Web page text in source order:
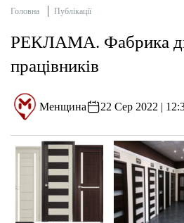
Головна Публікації
РЕКЛАМА. Фабрика
працівників
Менщина 22 Сер 2022 |